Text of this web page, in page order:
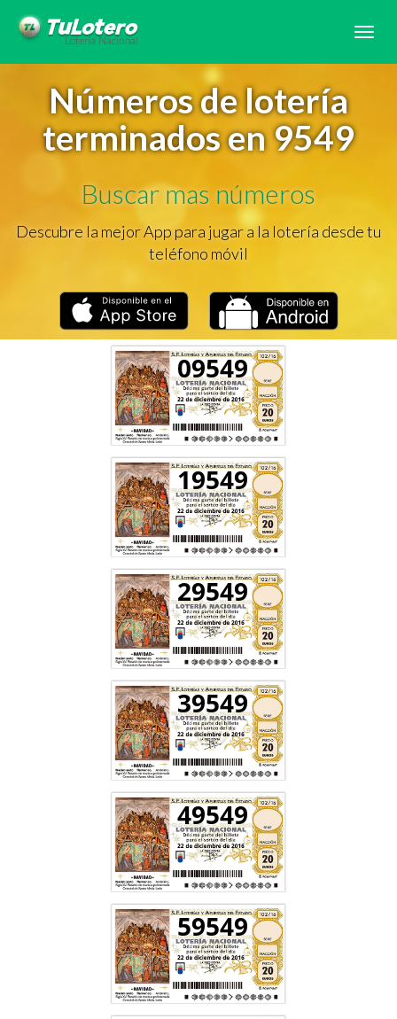
Números de lotería
terminados en 9549
Buscar mas números
Descubre la mejor App para jugar a la lotería desde tu
teléfono móvil
09549
19549
29549
39549
49549
59549